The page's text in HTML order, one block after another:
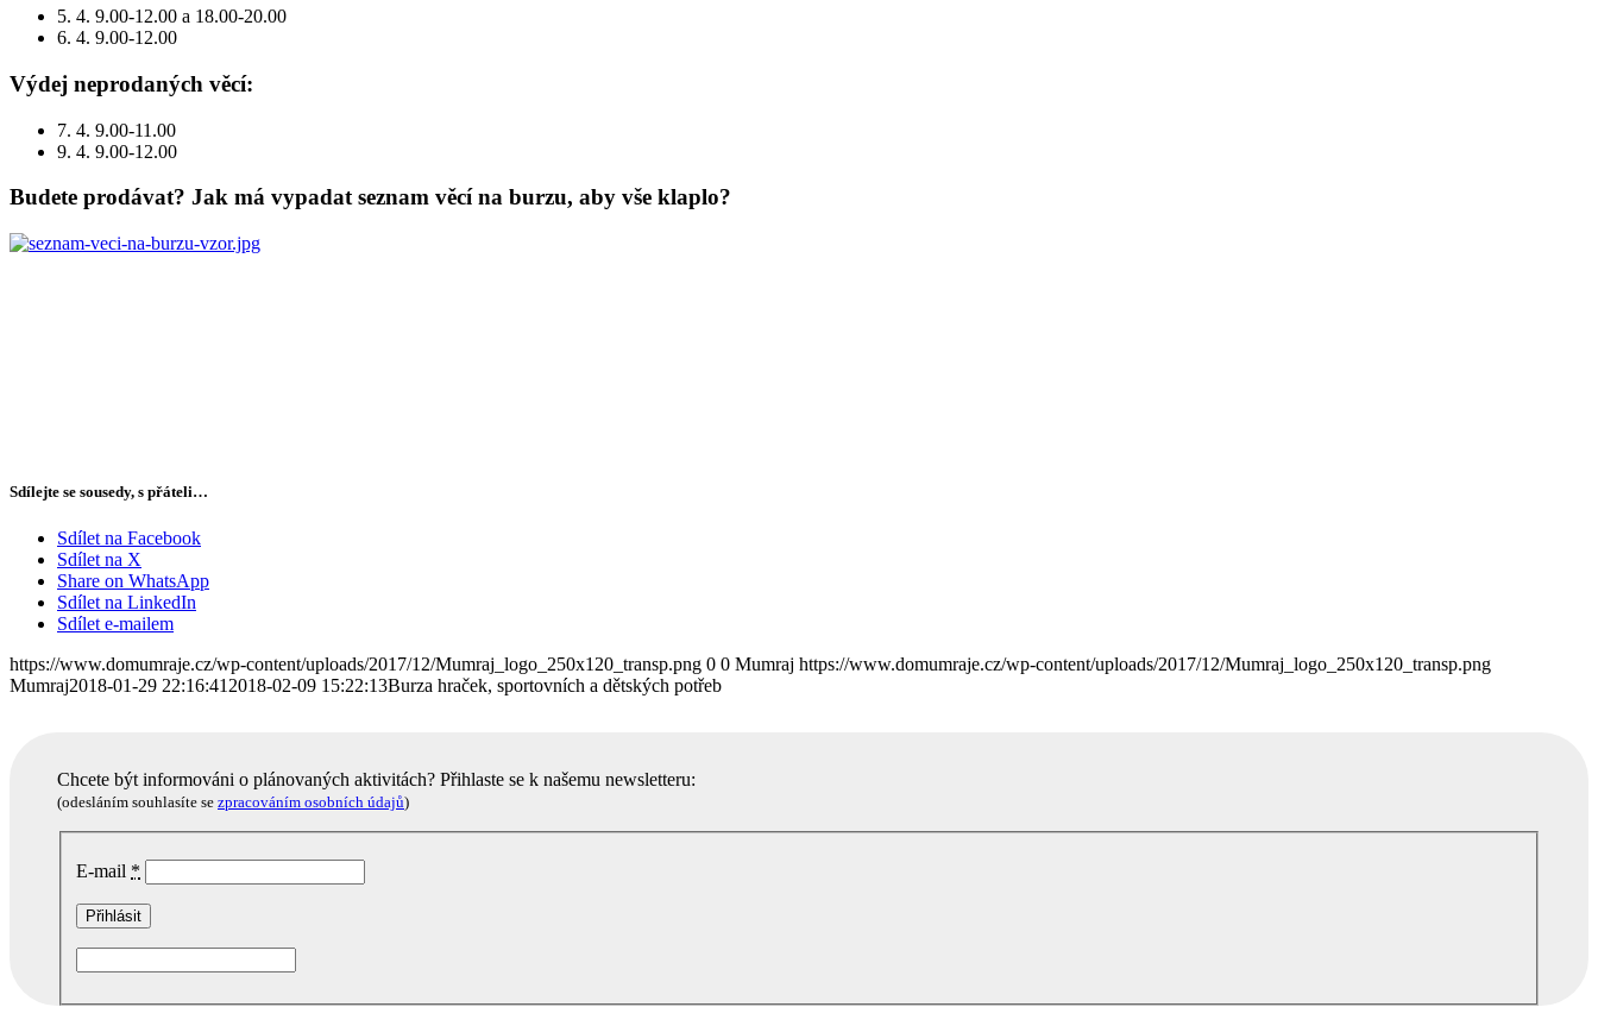
5. 4. 9.00-12.00 a 18.00-20.00
6. 4. 9.00-12.00
Výdej neprodaných věcí:
7. 4. 9.00-11.00
9. 4. 9.00-12.00
Budete prodávat? Jak má vypadat seznam věcí na burzu, aby vše klaplo?
Sdílejte se sousedy, s přáteli…
Sdílet na Facebook
Sdílet na X
Share on WhatsApp
Sdílet na LinkedIn
Sdílet e-mailem
https://www.domumraje.cz/wp-content/uploads/2017/12/Mumraj_logo_250x120_transp.png 0 0 Mumraj https://www.domumraje.cz/wp-content/uploads/2017/12/Mumraj_logo_250x120_transp.png
Mumraj2018-01-29 22:16:41 2018-02-09 15:22:13Burza hraček, sportovních a dětských potřeb
Chcete být informováni o plánovaných aktivitách? Přihlaste se k našemu newsletteru:
(odesláním souhlasíte se zpracováním osobních údajů)
E-mail *